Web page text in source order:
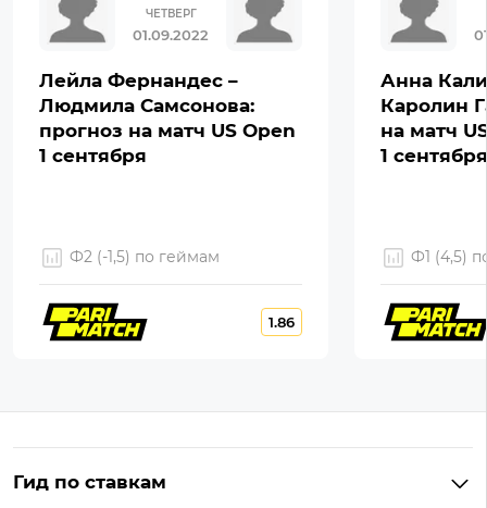
ЧЕТВЕРГ
01.09.2022
Лейла Фернандес –
Людмила Самсонова:
прогноз на матч US Open
1 сентября
Ф2 (-1,5) по геймам
1.86
Анна
Каролин
на матч
1 сентября
Ф1 (4,5)
Гид по ставкам